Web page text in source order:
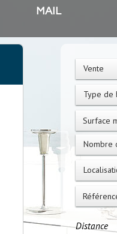
MAIL
Vente
Type de
Nombre
Distance